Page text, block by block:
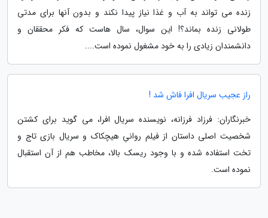
زنده می تواند به آب و غذا نیاز پیدا نکند و بدون آنها برای مدتی
طولانی زنده بماند؟! این سوال، سال هاست که فکر محققان و
دانشمندان زیادی را به خود مشغول نموده است....
راز عجیب سریال افرا فاش شد !
خبرنگاران: فرزاد فرزانه، نویسنده سریال افرا، می گوید برای کشتن
شخصیت اصلی داستان از فیلم روانیِ هیچکاک و سریال بازی تاج و
تخت استفاده شده و با وجود ریسک بالا، مخاطب هم از آن استقبال
نموده است.